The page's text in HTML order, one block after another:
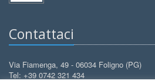
Contattaci
Via Fiamenga, 49 - 06034 Foligno (PG)
Tel: +39 0742 321 434